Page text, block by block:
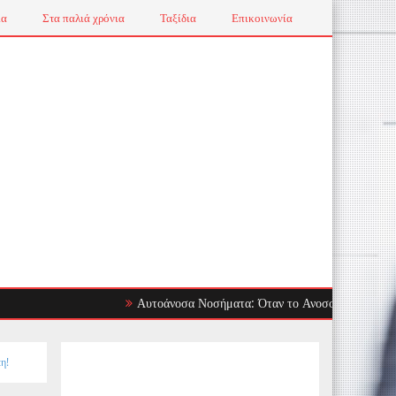
Στα παλιά χρόνια Ταξίδια Επικοινωνία
Αυτοάνοσα Νοσήματα: Όταν το Ανοσοποιητικό